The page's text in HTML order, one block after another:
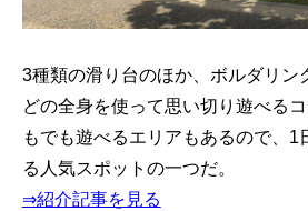
3種類の滑り台のほか、ボルダリン
どの全身を使って思い切り遊べる
もでも遊べるエリアもあるので、1
る人気スポットの一つだ。
⇒紹介記事を見る